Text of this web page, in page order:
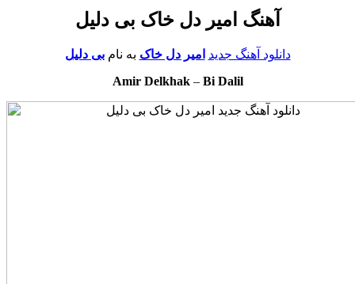
آهنگ امیر دل خاک بی دلیل
دانلود آهنگ جدید امیر دل خاک به نامبی دلیل
Amir Delkhak– Bi Dalil